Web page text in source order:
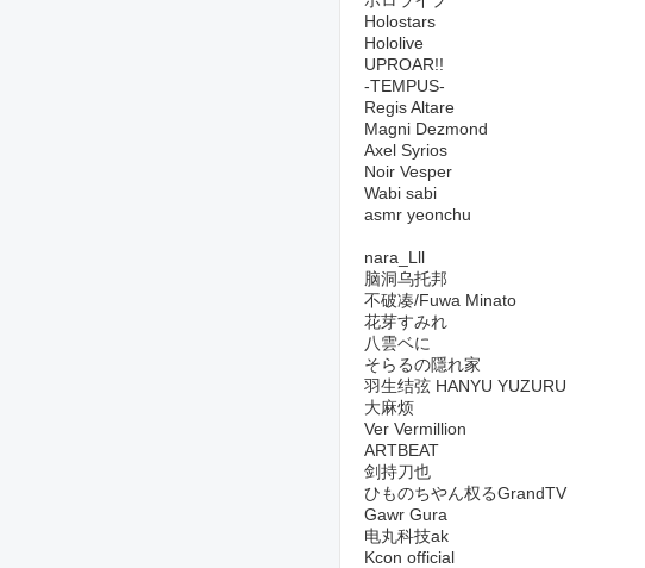
Holostars
Hololive
UPROAR!!
-TEMPUS-
Regis Altare
Magni Dezmond
Axel Syrios
Noir Vesper
Wabi sabi
asmr yeonchu
nara_Lll
脑洞乌托邦
不破凑/Fuwa Minato
花芽すみれ
八雲ベに
そらるの隱れ家
羽生结弦 HANYU YUZURU
大麻烦
Ver Vermillion
ARTBEAT
剑持刀也
ひものちやん权るGrandTV
Gawr Gura
电丸科技ak
Kcon official